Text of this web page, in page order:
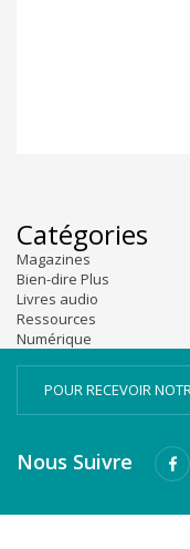
Catégories
Magazines
Bien-dire Plus
Livres audio
Ressources
Numérique
POUR RECEVOIR
Nous Suivre